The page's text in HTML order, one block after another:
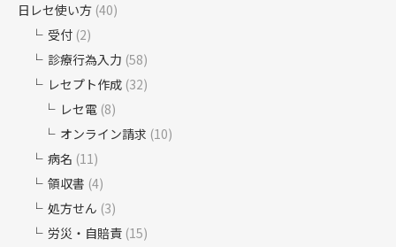
日レセ使い方 (40)
受付 (2)
診療行為入力 (58)
レセプト作成 (32)
レセ電 (8)
オンライン請求 (10)
病名 (11)
領収書 (4)
処方せん (3)
労災・自賠責 (15)